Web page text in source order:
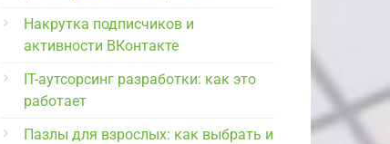
Накрутка подписчиков и
активности ВКонтакте
IT-аутсорсинг разработки: как это
работает
Пазлы для взрослых: как выбрать и